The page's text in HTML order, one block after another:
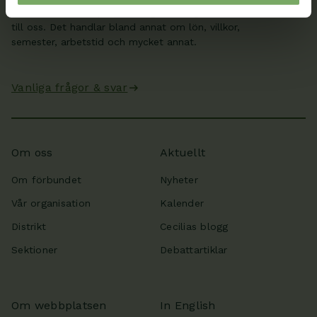
till oss. Det handlar bland annat om lön, villkor,
semester, arbetstid och mycket annat.
Vanliga frågor & svar
Om oss
Om förbundet
Vår organisation
Distrikt
Sektioner
Aktuellt
Nyheter
Kalender
Cecilias blogg
Debattartiklar
Om webbplatsen In English